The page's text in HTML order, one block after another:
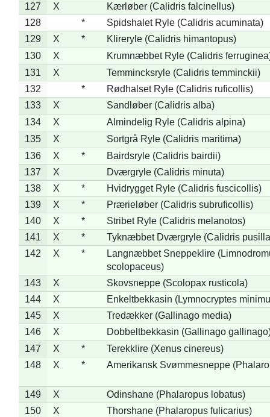
127
X
Kærløber (Calidris falcinellus)
128
*
Spidshalet Ryle (Calidris acuminata)
129
X *
Klireryle (Calidris himantopus)
130
X
Krumnæbbet Ryle (Calidris
131
X
Temmincksryle (Calidris temminckii)
132
*
Rødhalset Ryle (Calidris ruficollis)
133
X
Sandløber (Calidris alba)
134
X
Almindelig Ryle (Calidris alpina)
135
X
Sortgrå Ryle (Calidris maritima)
136
X *
Bairdsryle (Calidris bairdii)
137
X
Dværgryle (Calidris minuta)
138
X *
Hvidrygget Ryle (Calidris fuscicollis)
139
X *
Prærieløber (Calidris subruficollis)
140
X *
Stribet Ryle (Calidris melanotos)
141
X *
Tyknæbbet Dværgryle (Calidris
142
X *
Langnæbbet Sneppeklire
scolopaceus)
143
X
Skovsneppe (Scolopax rusticola)
144
X
Enkeltbekkasin (Lymnocryptes
145
X
Tredækker (Gallinago media)
146
X
Dobbeltbekkasin (Gallinago
147
X *
Terekklire (Xenus cinereus)
148
X * Amerikansk Svømmesneppe
149 X
Odinshane (Phalaropus lobatus)
150
X
Thorshane (Phalaropus fulicarius)